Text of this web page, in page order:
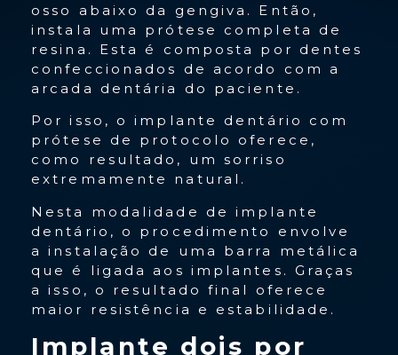
osso abaixo da gengiva. Então,
instala uma prótese completa de
resina. Esta é composta por dentes
confeccionados de acordo com a
arcada dentária do paciente.
Por isso, o implante dentário com
prótese de protocolo oferece,
como resultado, um sorriso
extremamente natural.
Nesta modalidade de implante
dentário, o procedimento envolve
a instalação de uma barra metálica
que é ligada aos implantes. Graças
a isso, o resultado final oferece
maior resistência e estabilidade.
Implante dois por